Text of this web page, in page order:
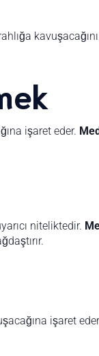
işaret eder.
niteliktedir.
işaret